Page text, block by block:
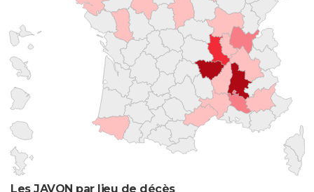
Les JAVON par lieu de décès